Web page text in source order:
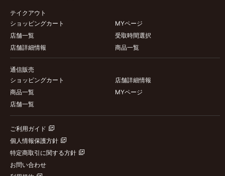
テイクアウト
ショッピングカート
受取時間選択
商品一覧
店舗一覧
店舗詳細情報
MYページ
通信販売
ショッピングカート
商品一覧
店舗一覧
店舗詳細情報
MYページ
ご利用ガイド
特定商取引に関する方針
個人情報保護方針
お問い合わせ